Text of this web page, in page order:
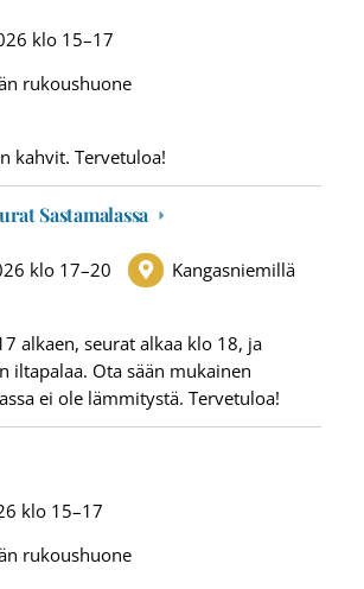
klo 15–17
rukoushuone
kahvit. Tervetuloa!
Sastamalassa
klo 17–20 Kangasniemillä
alkaen, seurat alkaa klo 18, ja
iltapalaa. Ota sään mukainen
ei ole lämmitystä. Tervetuloa!
klo 15–17
rukoushuone